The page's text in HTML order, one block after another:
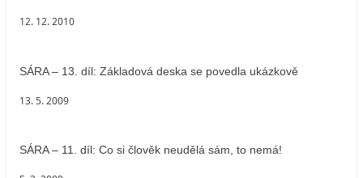
12. 12. 2010
SÁRA – 13. díl: Základová deska se povedla ukázkově
13. 5. 2009
SÁRA – 11. díl: Co si člověk neudělá sám, to nemá!